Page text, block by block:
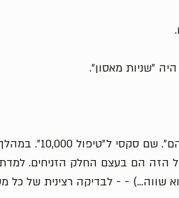
״שניות מאסון״.
לפני כמה שבועות עשיתי אצל
הזה הם בעצם החלק הזניחים.
- - לבדיקה רצינית של כל